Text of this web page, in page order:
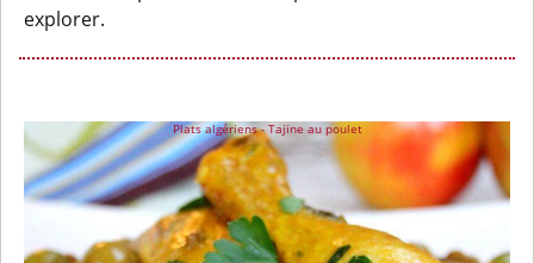
explorer.
Plats algériens - Tajine au poulet